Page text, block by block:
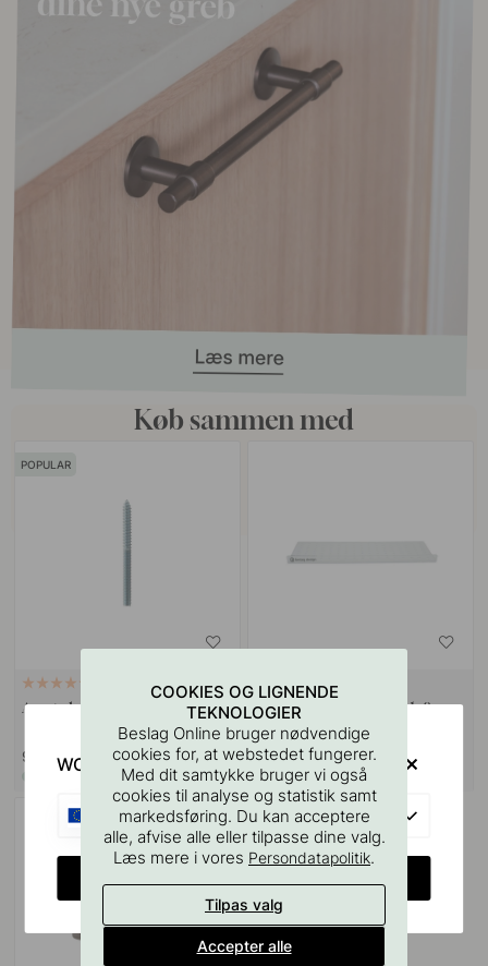
Køb sammen med
POPULAR
Ansatsskrue M4x50mm 1stk
9 kr
På lager
127
Boreskabelonen til Greb &
Knopper
55 kr
På lager
COOKIES OG LIGNENDE
TEKNOLOGIER
Beslag Online bruger nødvendige
cookies for, at webstedet fungerer.
Med dit samtykke bruger vi også
cookies til analyse og statistik samt
markedsføring. Du kan acceptere
alle, afvise alle eller tilpasse dine valg.
Læs mere i vores Persondatapolitik.
Tilpas valg
Accepter alle
WOULD YOU RATHER VISIT?
EU